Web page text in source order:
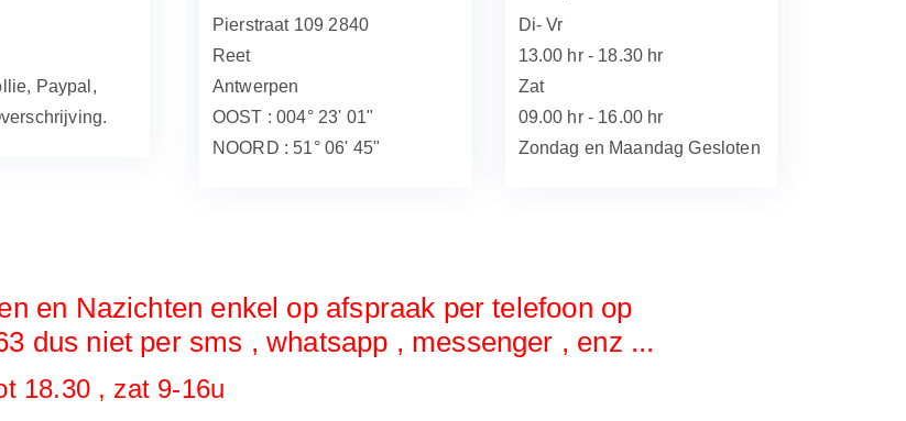
Paypal,
Pierstraat 109 2840
Reet
Antwerpen
OOST : 004° 23' 01"
NOORD : 51° 06' 45"
Di- Vr
13.00 hr - 18.30 hr
Zat
09.00 hr - 16.00 hr
Zondag en Maandag Gesloten
en Nazichten enkel op afspraak per telefoon op
dus niet per sms , whatsapp , messenger , enz ...
18.30 , zat 9-16u